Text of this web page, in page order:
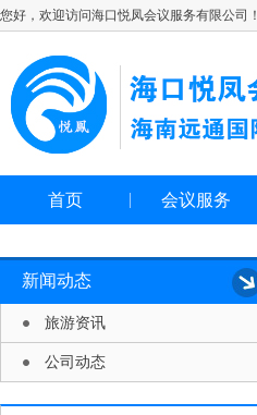
您好，欢迎访问海口悦凤会议服务有限公司！
首页 会议服务
新闻动态
旅游资讯
公司动态